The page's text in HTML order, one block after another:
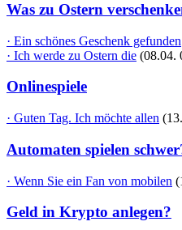
Was zu Ostern
· Ein schönes Geschenk gefunden
· Ich werde zu Ostern die (08.04.
Onlinespiele
· Guten Tag. Ich möchte allen
Automaten spielen
· Wenn Sie ein Fan von mobilen
Geld in Krypto anlegen?